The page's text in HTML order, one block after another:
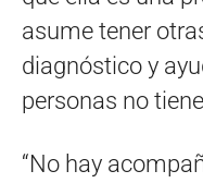
asume tener
diagnóstico y
personas no
“No hay